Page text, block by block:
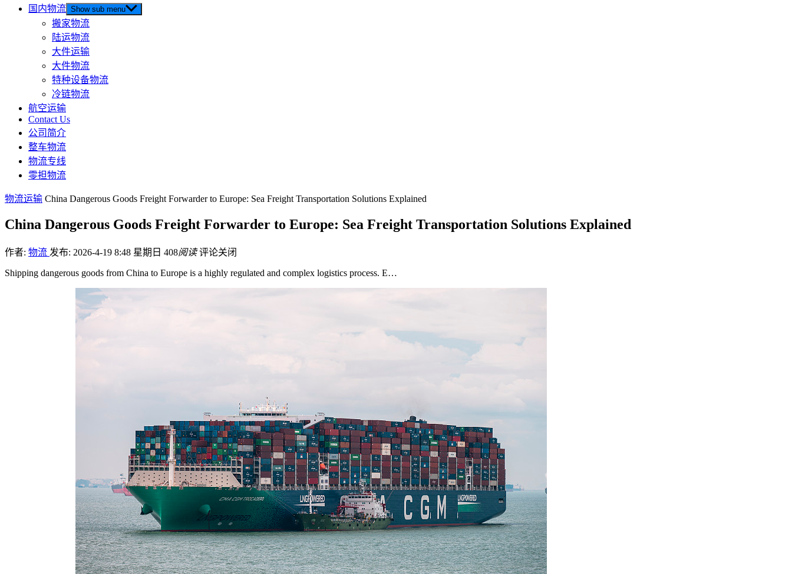
国内物流 Show sub menu
搬家物流
陆运物流
大件运输
大件物流
特种设备物流
冷链物流
航空运输
Contact Us
公司简介
整车物流
物流专线
零担物流
物流运输 China Dangerous Goods Freight Forwarder to Europe: Sea Freight Transportation Solutions Explained
China Dangerous Goods Freight Forwarder to Europe: Sea Freight Transportation Solutions Explained
作者: 物流 发布: 2026-4-19 8:48 星期日 408阅读 评论关闭
Shipping dangerous goods from China to Europe is a highly regulated and complex logistics process. E…